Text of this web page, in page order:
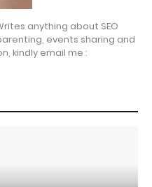
anything about SEO
events sharing and
kindly email me :